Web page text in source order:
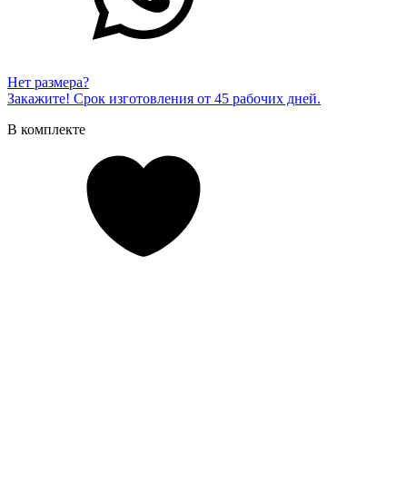
Нет размера?
Закажите! Срок изготовления от 45 рабочих дней.
В комплекте